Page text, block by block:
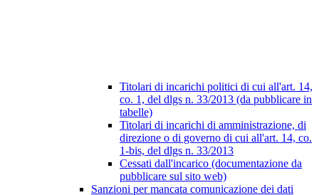
Titolari di incarichi politici di cui all'art. 14,
co. 1, del dlgs n. 33/2013 (da pubblicare in
tabelle)
Titolari di incarichi di amministrazione, di
direzione o di governo di cui all'art. 14, co.
1-bis, del dlgs n. 33/2013
Cessati dall'incarico (documentazione da
pubblicare sul sito web)
Sanzioni per mancata comunicazione dei dati